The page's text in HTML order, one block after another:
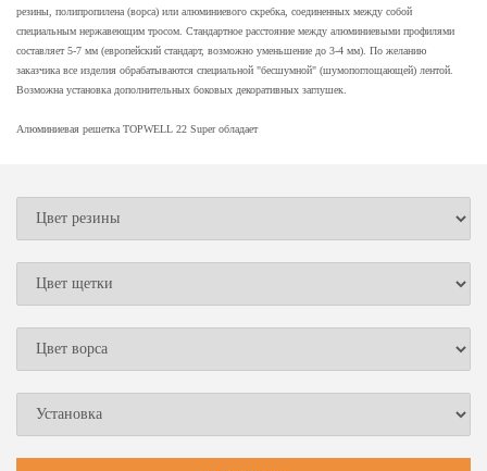
резины, полипропилена (ворса) или алюминиевого скребка, соединенных между собой
специальным нержавеющим тросом. Стандартное расстояние между алюминиевыми профилями
составляет 5-7 мм (европейский стандарт, возможно уменьшение до 3-4 мм). По желанию
заказчика все изделия обрабатываются специальной "бесшумной" (шумопоглощающей) лентой.
Возможна установка дополнительных боковых декоративных заглушек.
Алюминиевая решетка TOPWELL 22 Super обладает